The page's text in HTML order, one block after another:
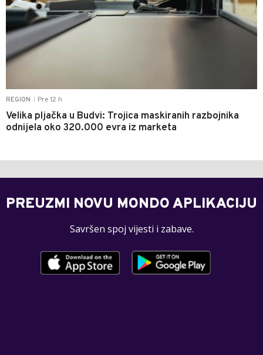
REGION Pre 12 h
Velika pljačka u Budvi: Trojica maskiranih razbojnika
odnijela oko 320.000 evra iz marketa
PREUZMI NOVU MONDO APLIKACIJU
Savršen spoj vijesti i zabave.